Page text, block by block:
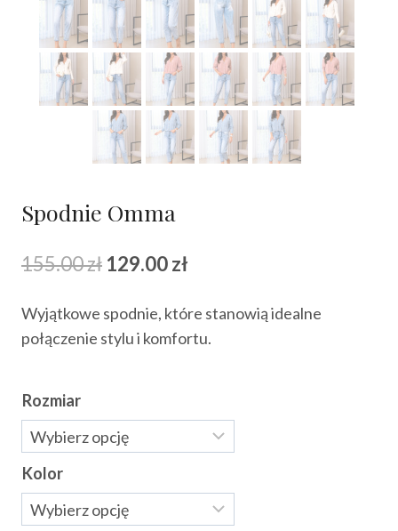
Spodnie Omma
155.00zł Pierwotna
wynosiła:
129.00zł
wynosi:
Wyjątkowe spodnie, które stanowią idealne
połączenie stylu i komfortu.
Rozmiar
Kolor